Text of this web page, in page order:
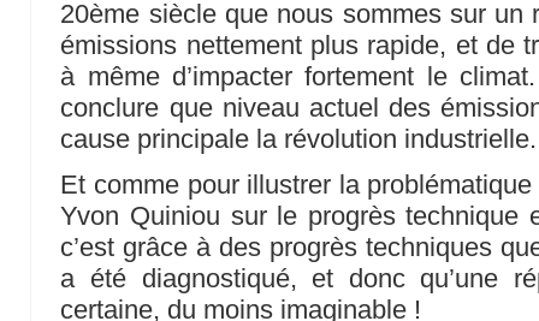
20ème siècle que nous sommes sur un
émissions nettement plus rapide, et de
à même d’impacter fortement le
conclure que niveau actuel des
cause principale la révolution industrielle.
Et comme pour illustrer la
Yvon Quiniou sur le progrès technique
c’est grâce à des progrès techniques
a été diagnostiqué, et donc qu’une
certaine, du moins imaginable !